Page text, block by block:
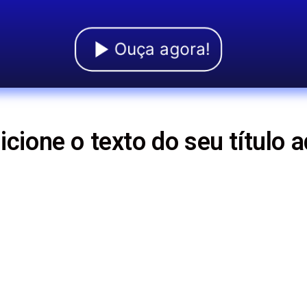
Ouça agora!
o texto do seu título